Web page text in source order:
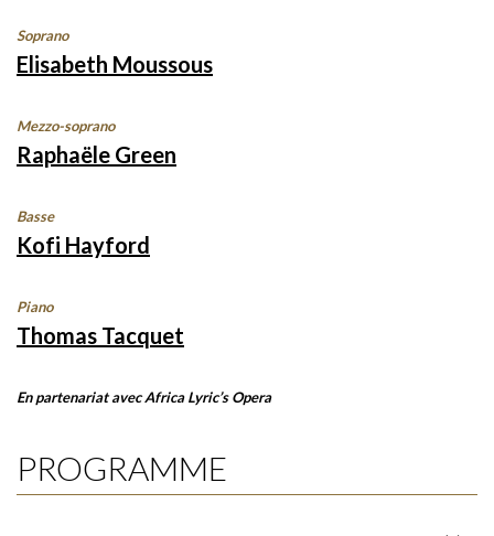
Soprano
Elisabeth Moussous
Mezzo-soprano
Raphaële Green
Basse
Kofi Hayford
Piano
Thomas Tacquet
En partenariat avec Africa Lyric’s Opera
PROGRAMME